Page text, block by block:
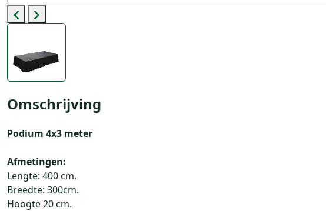
Previous
Next
Omschrijving
Podium 4x3 meter
Afmetingen:
Lengte: 400 cm.
Breedte: 300cm.
Hoogte 20 cm.